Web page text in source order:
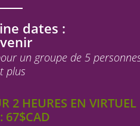
dates :
un groupe de 5
plus
2 HEURES EN VIRTUEL
67$CAD